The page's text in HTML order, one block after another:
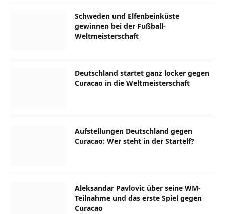
Schweden und Elfenbeinküste
gewinnen bei der Fußball-
Weltmeisterschaft
Deutschland startet ganz locker gegen
Curacao in die Weltmeisterschaft
Aufstellungen Deutschland gegen
Curacao: Wer steht in der Startelf?
Aleksandar Pavlovic über seine WM-
Teilnahme und das erste Spiel gegen
Curacao